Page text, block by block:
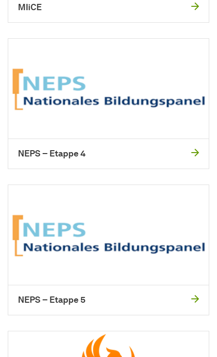
MIiCE
NEPS – Etappe 4
NEPS – Etappe 5